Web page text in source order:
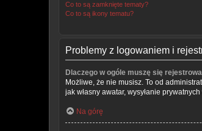
Co to są zamknięte tematy?
Co to są ikony tematu?
Problemy z logowaniem i
Dlaczego w ogóle muszę się
Możliwe, że nie musisz. To od
jak własny awatar, wysyłanie
Na górę